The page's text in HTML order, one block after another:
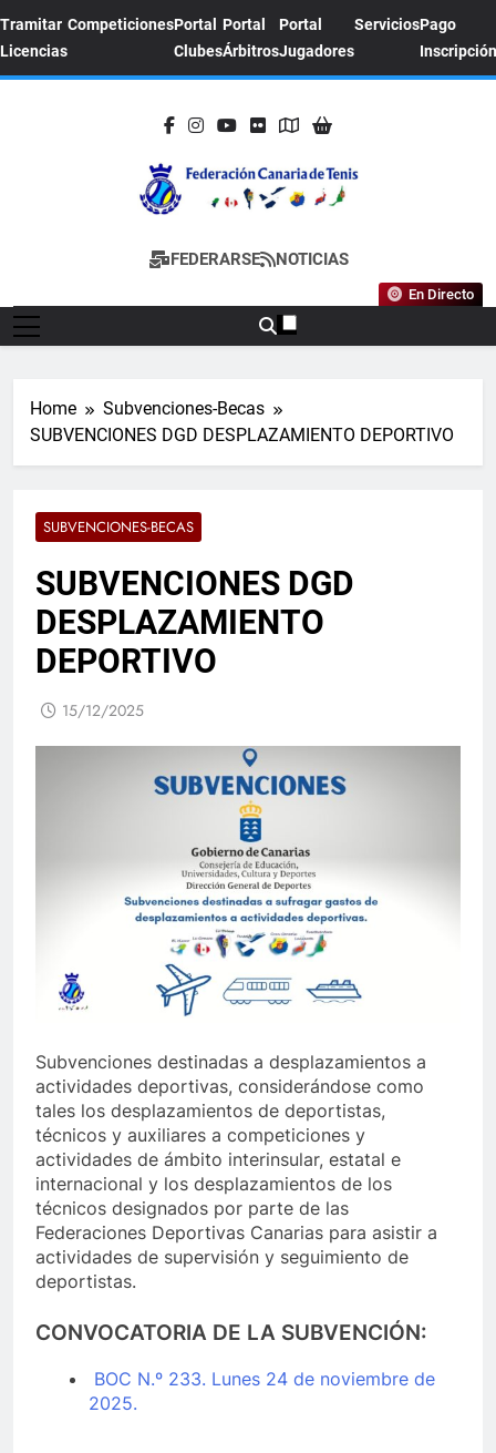
Tramitar
Licencias
CompeticionesPortal
Clubes
Portal
Árbitros
Portal
Jugadores
ServiciosPago
Inscripción
FEDERACION
CANARIA DE
TENIS
Sitio Oficial De La Federación Canaria De
FEDERARSE NOTICIAS
En Directo
Home
Subvenciones-Becas
SUBVENCIONES DGD DESPLAZAMIENTO DEPORTIVO
SUBVENCIONES-BECAS
SUBVENCIONES DGD
DESPLAZAMIENTO
DEPORTIVO
15/12/2025
Subvenciones destinadas a desplazamientos a
actividades deportivas, considerándose como
tales los desplazamientos de deportistas,
técnicos y auxiliares a competiciones y
actividades de ámbito interinsular, estatal e
internacional y los desplazamientos de los
técnicos designados por parte de las
Federaciones Deportivas Canarias para asistir a
actividades de supervisión y seguimiento de
deportistas.
CONVOCATORIA DE LA SUBVENCIÓN:
BOC N.º 233. Lunes 24 de noviembre de
2025.